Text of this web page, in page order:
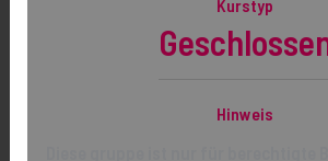
Kurstyp
Hinweis